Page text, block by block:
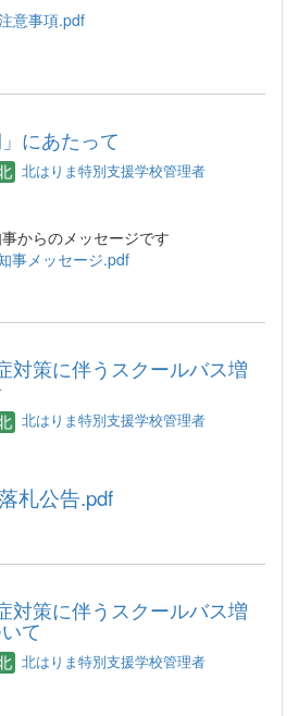
意事項.pdf
にあたって
北はりま特別支援学校管理者
からのメッセージです
事メッセージ.pdf
策に伴うスクールバス増
北はりま特別支援学校管理者
札公告.pdf
策に伴うスクールバス増
て
北はりま特別支援学校管理者